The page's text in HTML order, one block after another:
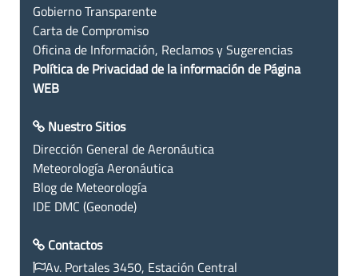
Gobierno Transparente
Carta de Compromiso
Oficina de Información, Reclamos y Sugerencias
Política de Privacidad de la información de Página
WEB
Nuestro Sitios
Dirección General de Aeronáutica
Meteorología Aeronáutica
Blog de Meteorología
IDE DMC (Geonode)
Contactos
Av. Portales 3450, Estación Central